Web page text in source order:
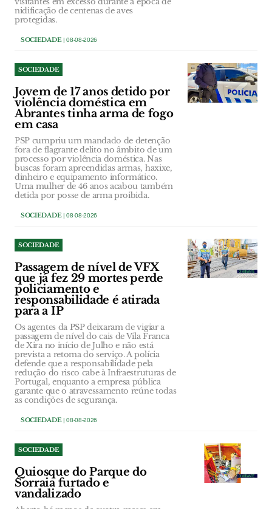
nidificação de centenas de aves
protegidas.
SOCIEDADE| 08-08-2026
SOCIEDADE
Jovem de 17 anos detido por
violência doméstica em
Abrantes tinha arma de fogo
em casa
PSP cumpriu um mandado de detenção
fora de flagrante delito no âmbito de um
processo por violência doméstica. Nas
buscas foram apreendidas armas, haxixe,
dinheiro e equipamento informático.
Uma mulher de 46 anos acabou também
detida por posse de arma proibida.
SOCIEDADE| 08-08-2026
SOCIEDADE
Passagem de nível de VFX
que já fez 29 mortes perde
policiamento e
responsabilidade é atirada
para a IP
Os agentes da PSP deixaram de vigiar a
passagem de nível do cais de Vila Franca
de Xira no início de Julho e não está
prevista a retoma do serviço. A polícia
defende que a responsabilidade pela
redução do risco cabe à Infraestruturas de
Portugal, enquanto a empresa pública
garante que o atravessamento reúne todas
as condições de segurança.
SOCIEDADE| 08-08-2026
SOCIEDADE
Quiosque do Parque do
Sorraia furtado e
vandalizado